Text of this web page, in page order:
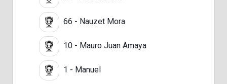
66 - Nauzet Mora
10 - Mauro Juan Amaya
1 - Manuel